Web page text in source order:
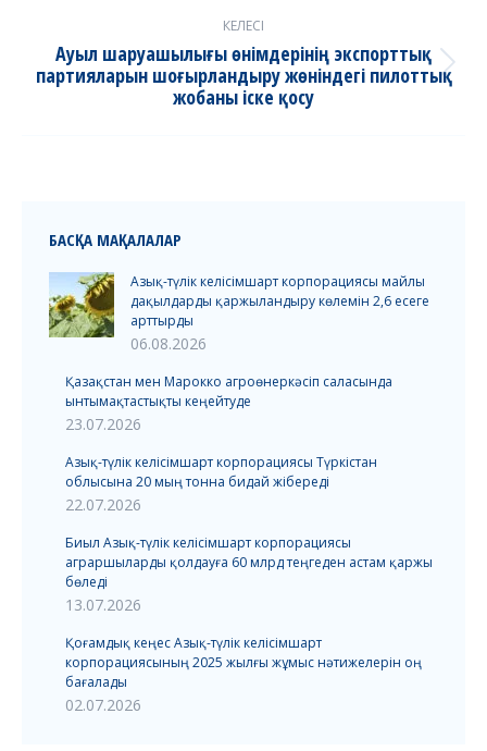
КЕЛЕСІ
Next
post:
Ауыл шаруашылығы өнімдерінің экспорттық
партияларын шоғырландыру жөніндегі пилоттық
жобаны іске қосу
БАСҚА МАҚАЛАЛАР
Азық-түлік келісімшарт корпорациясы майлы
дақылдарды қаржыландыру көлемін 2,6 есеге
арттырды
06.08.2026
Қазақстан мен Марокко агроөнеркәсіп саласында
ынтымақтастықты кеңейтуде
23.07.2026
Азық-түлік келісімшарт корпорациясы Түркістан
облысына 20 мың тонна бидай жібереді
22.07.2026
Биыл Азық-түлік келісімшарт корпорациясы
аграршыларды қолдауға 60 млрд теңгеден астам қаржы
бөледі
13.07.2026
Қоғамдық кеңес Азық-түлік келісімшарт
корпорациясының 2025 жылғы жұмыс нәтижелерін оң
бағалады
02.07.2026